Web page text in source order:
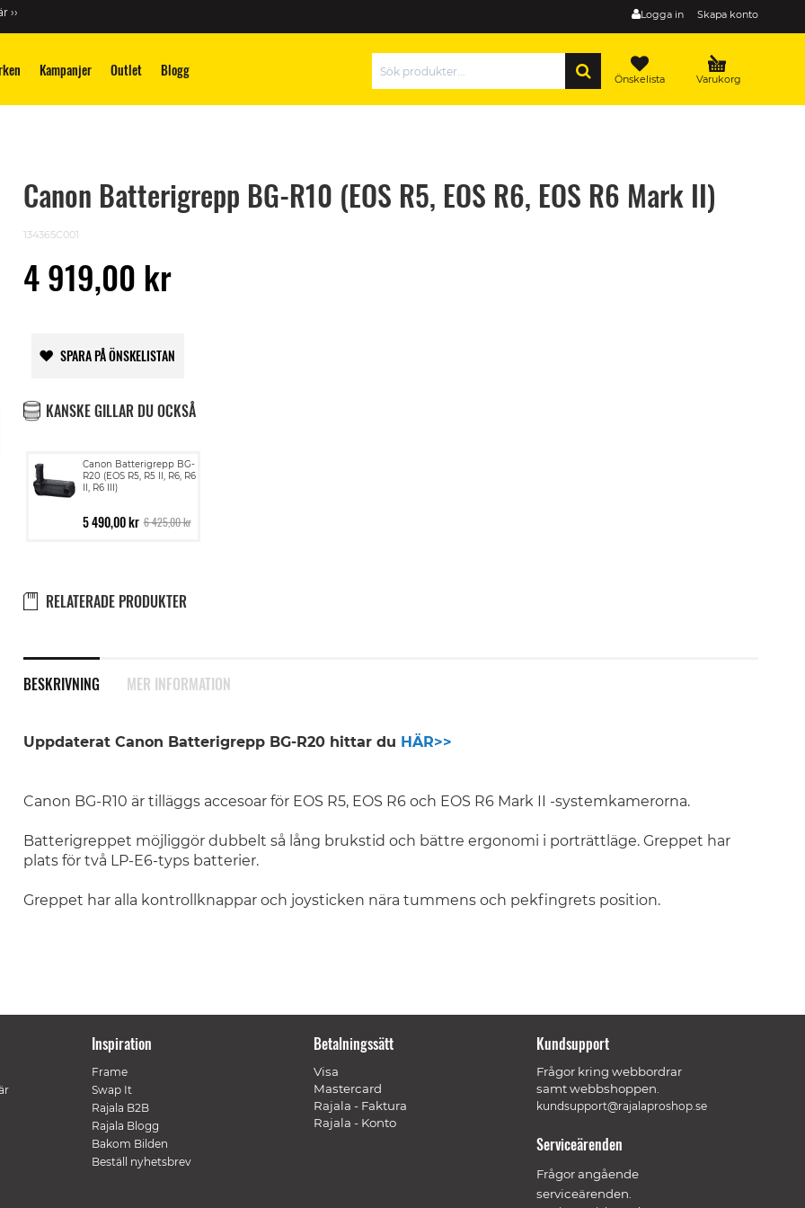
Logga in Skapa konto
››
Kampanjer Outlet Blogg Varukorg
Önskelista
Canon Batterigrepp BG-R10 (EOS R5, EOS R6, EOS R6 Mark II)
134365C001
4 919,00 kr
SPARA PÅ ÖNSKELISTAN
KANSKE GILLAR DU OCKSÅ
Canon Batterigrepp BG-
R20 (EOS R5, R5 II, R6, R6
II, R6 III)
5 490,00 kr 6 425,00 kr
RELATERADE PRODUKTER
BESKRIVNING
Uppdaterat Canon Batterigrepp BG-R20 hittar du HÄR>>
Canon BG-R10 är tilläggs accesoar för EOS R5, EOS R6 och EOS R6 Mark II -systemkamerorna.
Batterigreppet möjliggör dubbelt så lång brukstid och bättre ergonomi i porträttläge. Greppet har
plats för två LP-E6-typs batterier.
Greppet har alla kontrollknappar och joysticken nära tummens och pekfingrets position.
MER INFORMATION
Inspiration
Frame
Swap It
Rajala B2B
Rajala Blogg
Bakom Bilden
Beställ nyhetsbrev
Betalningssätt
Visa
Mastercard
Rajala - Faktura
Rajala - Konto
Kundsupport
Frågor kring webbordrar
samt webbshoppen.
kundsupport@rajalaproshop.se
Serviceärenden
Frågor angående
serviceärenden.